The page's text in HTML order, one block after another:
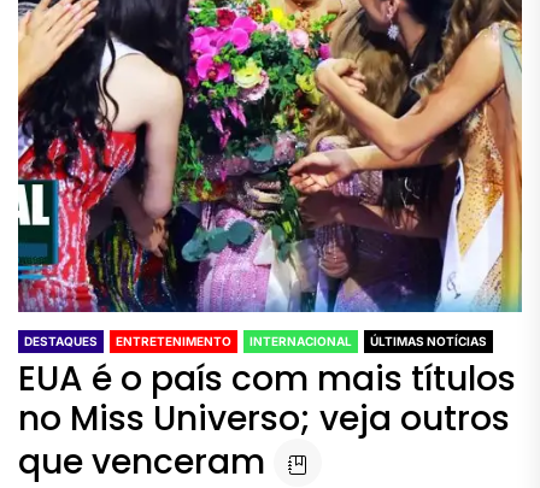
DESTAQUES ENTRETENIMENTO INTERNACIONAL ÚLTIMAS NOTÍCIAS
EUA é o país com mais títulos
no Miss Universo; veja outros
que venceram